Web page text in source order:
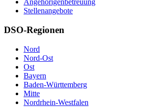
Angehörigenbetreuung
Stellenangebote
DSO-Regionen
Nord
Nord-Ost
Ost
Bayern
Baden-Württemberg
Mitte
Nordrhein-Westfalen